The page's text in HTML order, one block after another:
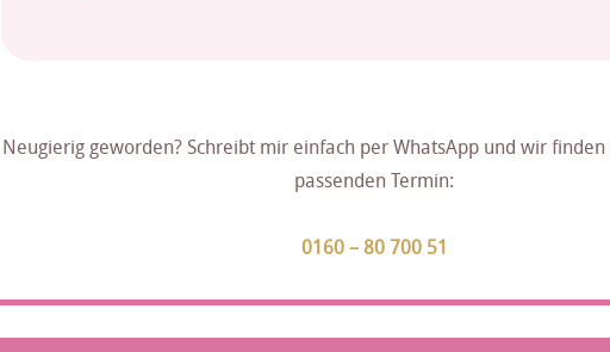
Neugierig geworden? Schreibt mir einfach per WhatsApp und wir
passenden Termin:
0160 – 80 700 51